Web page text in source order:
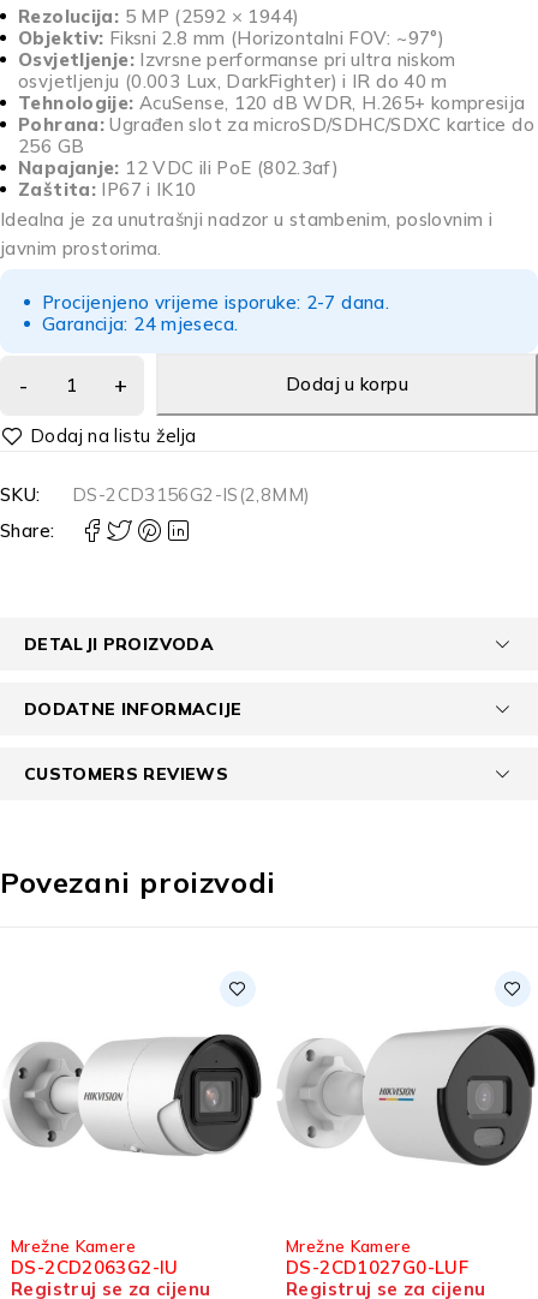
Rezolucija: 5 MP (2592 × 1944)
Objektiv: Fiksni 2.8 mm (Horizontalni FOV: ~97°)
Osvjetljenje:Izvrsne performanse pri ultra niskom
osvjetljenju (0.003 Lux, DarkFighter) i IR do 40 m
Tehnologije: AcuSense, 120 dB WDR, H.265+ kompresija
Pohrana: Ugrađen slot za microSD/SDHC/SDXC kartice do
256 GB
Napajanje: 12 VDC ili PoE (802.3af)
Zaštita: IP67 i IK10
Idealna je za unutrašnji nadzor u stambenim, poslovnim i
javnim prostorima.
Procijenjeno vrijeme isporuke: 2-7 dana.
Garancija: 24 mjeseca.
Dodaj u korpu
Alternative:
SKU:
DS-2CD3156G2-IS(2,8MM)
Share:
DETALJI PROIZVODA
DODATNE INFORMACIJE
CUSTOMERS REVIEWS
Povezani proizvodi
Kamere
IU
se za cijenu
Mrežne Kamere
DS-2CD1027G0-LUF
Registruj se za cijenu